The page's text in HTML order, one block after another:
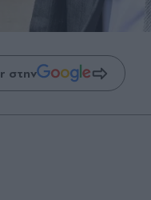
στην